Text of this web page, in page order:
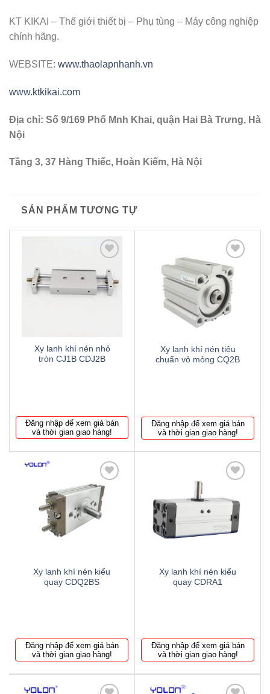
KT KIKAI – Thế giới thiết bị – Phụ tùng – Máy công nghiệp
chính hãng.
WEBSITE: www.thaolapnhanh.vn
www.ktkikai.com
Địa chỉ: Số 9/169 Phố Mnh Khai, quận Hai Bà Trưng, Hà
Nội
Tầng 3, 37 Hàng Thiếc, Hoàn Kiếm, Hà Nội
SẢN PHẨM TƯƠNG TỰ
Thêm
to
wishlist
Xy lanh khí nén nhỏ
tròn CJ1B CDJ2B
Đăng nhập để xem giá bán
và thời gian giao hàng!
Thêm
to
wishlist
Xy lanh khí nén tiêu
chuẩn vỏ mỏng CQ2B
Đăng nhập để xem giá bán
và thời gian giao hàng!
Thêm
to
wishlist
Xy lanh khí nén kiểu
quay CDQ2BS
Đăng nhập để xem giá bán
và thời gian giao hàng!
Thêm
to
wishlist
Xy lanh khí nén kiểu
quay CDRA1
Đăng nhập để xem giá bán
và thời gian giao hàng!